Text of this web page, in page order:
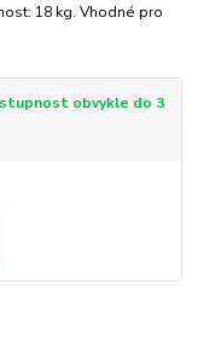
18 kg. Vhodné pro
obvykle do 3